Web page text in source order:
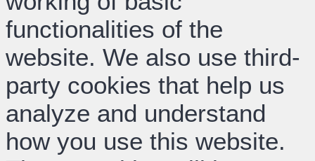
functionalities of the
website. We also use third-
party cookies that help us
analyze and understand
how you use this website.